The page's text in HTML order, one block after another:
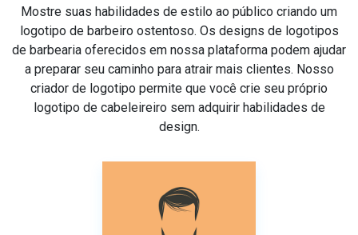
Mostre suas habilidades de estilo ao público criando um
logotipo de barbeiro ostentoso. Os designs de logotipos
de barbearia oferecidos em nossa plataforma podem ajudar
a preparar seu caminho para atrair mais clientes. Nosso
criador de logotipo permite que você crie seu próprio
logotipo de cabeleireiro sem adquirir habilidades de
design.